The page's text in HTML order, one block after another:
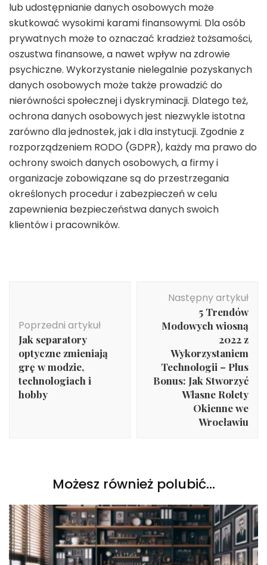
lub udostępnianie danych osobowych może
skutkować wysokimi karami finansowymi. Dla osób
prywatnych może to oznaczać kradzież tożsamości,
oszustwa finansowe, a nawet wpływ na zdrowie
psychiczne. Wykorzystanie nielegalnie pozyskanych
danych osobowych może także prowadzić do
nierówności społecznej i dyskryminacji. Dlatego też,
ochrona danych osobowych jest niezwykle istotna
zarówno dla jednostek, jak i dla instytucji. Zgodnie z
rozporządzeniem RODO (GDPR), każdy ma prawo do
ochrony swoich danych osobowych, a firmy i
organizacje zobowiązane są do przestrzegania
określonych procedur i zabezpieczeń w celu
zapewnienia bezpieczeństwa danych swoich
klientów i pracowników.
Poprzedni artykuł
Jak separatory
optyczne zmieniają
grę w modzie,
technologiach i
hobby
Następny artykuł
5 Trendów
Modowych wiosną
2022 z
Wykorzystaniem
Technologii – Plus
Bonus: Jak Stworzyć
Własne Rolety
Okienne we
Wrocławiu
Możesz również polubić…